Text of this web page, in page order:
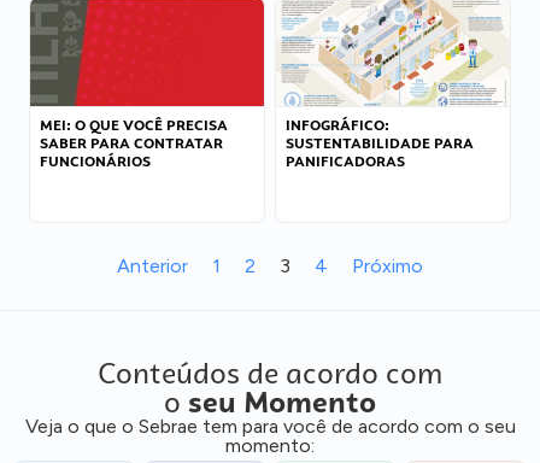
MEI: O QUE VOCÊ PRECISA
SABER PARA CONTRATAR
FUNCIONÁRIOS
INFOGRÁFICO:
SUSTENTABILIDADE PARA
PANIFICADORAS
Anterior 1 2 3 4 Próximo
Conteúdos de acordo com
o seu Momento
Veja o que o Sebrae tem para você de acordo com o seu
momento: